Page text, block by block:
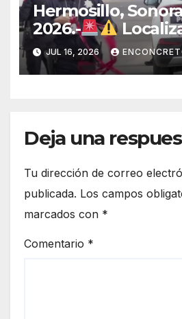
Hermosillo,
2026.-
a joven que había
privado de la
Hermosillo.
JUL 16, 2026
Deja una
Tu dirección de correo
publicada. Los campos
marcados con *
Comentario *